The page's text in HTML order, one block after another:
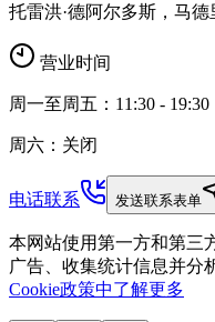
托雷洪·德阿尔多斯，马德
营业时间
周一至周五：11:30 - 19:30
周六：关闭
电话联系 发送联系表单
本网站使用第一方和第三
广告、收集统计信息并分
Cookie政策中了解更多